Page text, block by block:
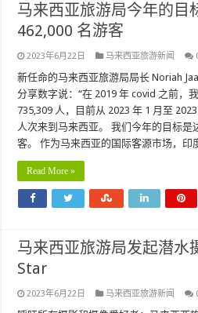
马来西亚旅游局今年的目
462,000 名游客
2023年6月22日 马来西亚旅游新闻
新任命的马来西亚旅游局局长 Noriah
分享数字说：“在 2019 年 covid 之前，
735,309 人，目前从 2023 年 1 月至
人次来到马来西亚。 我们今年的目标是
客。 作为马来西亚的国际客源市场，
Read More »
马来西亚旅游局发起潜水
Star
2023年6月22日 马来西亚旅游新闻